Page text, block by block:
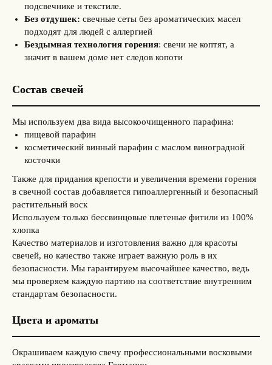
подсвечнике и текстиле.
Без отдушек: свечные сеты без ароматических масел
подходят для людей с аллергией
Бездымная технология горения: свечи не коптят, а
значит в вашем доме нет следов копоти
Состав свечей
Мы используем два вида высокоочищенного парафина:
пищевой парафин
косметический винный парафин с маслом виноградной
косточки
Также для придания крепости и увеличения времени горения
в свечной состав добавляется гипоаллергенный и безопасный
растительный воск
Используем только бессвинцовые плетеные фитили из 100%
хлопка
Качество материалов и изготовления важно для красоты
свечей, но качество также играет важную роль в их
безопасности. Мы гарантируем высочайшее качество, ведь
мы проверяем каждую партию на соответствие внутренним
стандартам безопасности.
Цвета и ароматы
Окрашиваем каждую свечу профессиональными восковыми